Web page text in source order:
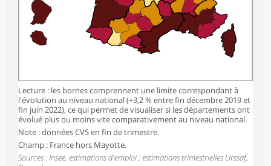
Lecture : les bornes comprennent une limite correspondant à
l'évolution au niveau national (+3,2 % entre fin décembre 2019 et
fin juin 2022), ce qui permet de visualiser si les départements ont
évolué plus ou moins vite comparativement au niveau national.
Note : données CVS en fin de trimestre.
Champ : France hors Mayotte.
Sources : Insee, estimations d'emploi ; estimations trimestrielles Urssaf,